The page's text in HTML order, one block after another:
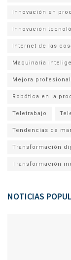
Innovación en
Innovación
Internet de las
Maquinaria
Mejora
Robótica en la
Teletrabajo
Tendencias de
Transformación
Transformación
NOTICIAS